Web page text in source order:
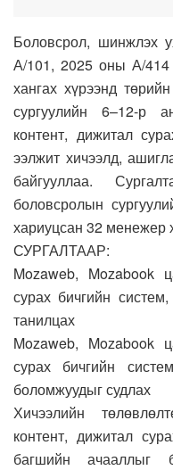
Боловсрол, шинжлэх
А/101, 2025 оны А/414
хангах хүрээнд
сургуулийн 6–12-р
контент, дижитал
ээлжит хичээлд,
байгууллаа.
боловсролын
хариуцсан 32 менежер
СУРГАЛТААР:
Mozaweb, Mozabook
сурах бичгийн
танилцах
Mozaweb, Mozabook
сурах бичгийн
боломжуудыг судлах
Хичээлийн
контент, дижитал
багшийн ачааллыг